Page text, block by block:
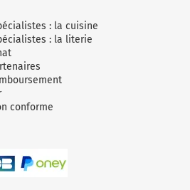
: la cuisine
: la literie
conforme